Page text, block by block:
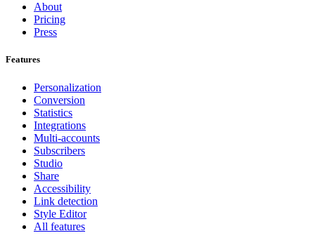
About
Pricing
Press
Features
Personalization
Conversion
Statistics
Integrations
Multi-accounts
Subscribers
Studio
Share
Accessibility
Link detection
Style Editor
All features